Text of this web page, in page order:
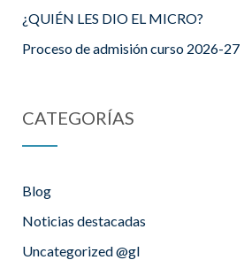
¿QUIÉN LES DIO EL MICRO?
Proceso de admisión curso 2026-27
CATEGORÍAS
Blog
Noticias destacadas
Uncategorized @gl